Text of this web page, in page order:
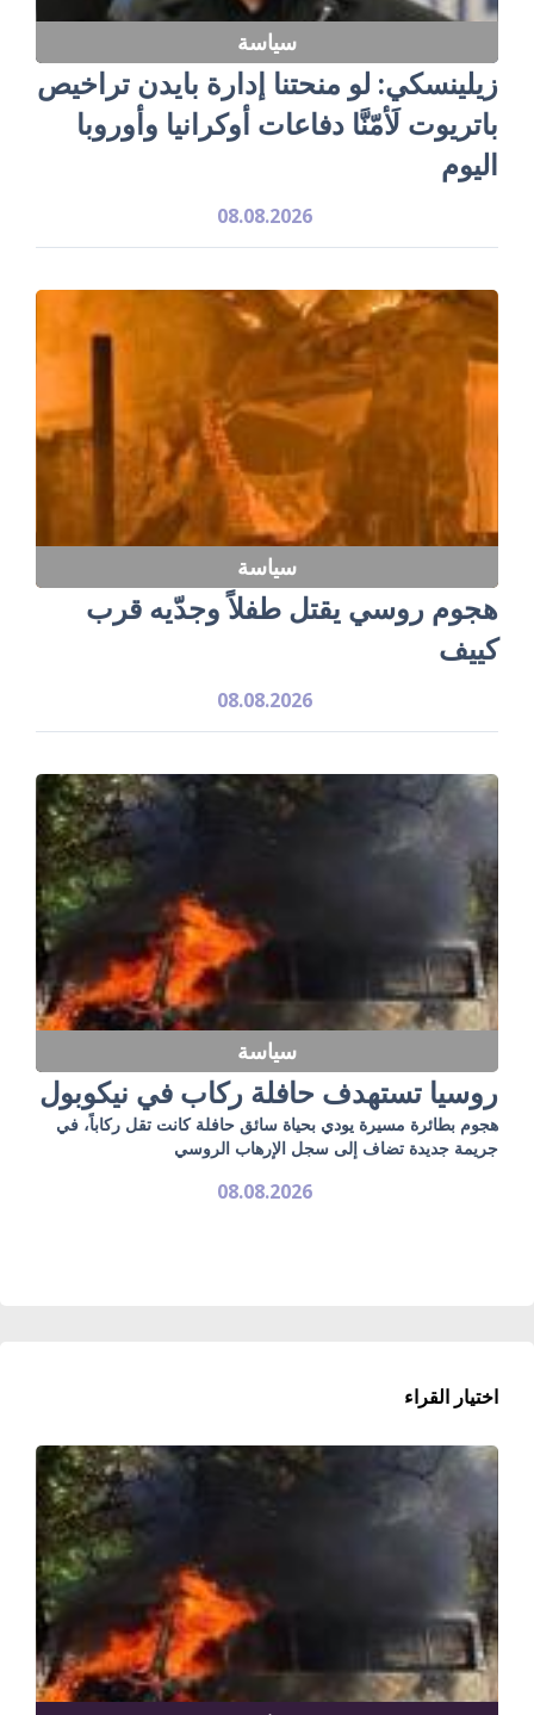
سياسة
زيلينسكي: لو منحتنا إدارة بايدن تراخيص
باتريوت لَأمّنَّا دفاعات أوكرانيا وأوروبا
اليوم
08.08.2026
سياسة
هجوم روسي يقتل طفلاً وجدّيه قرب
كييف
08.08.2026
سياسة
روسيا تستهدف حافلة ركاب في نيكوبول
هجوم بطائرة مسيرة يودي بحياة سائق حافلة كانت تقل ركاباً، في
جريمة جديدة تضاف إلى سجل الإرهاب الروسي
08.08.2026
اختيار القراء